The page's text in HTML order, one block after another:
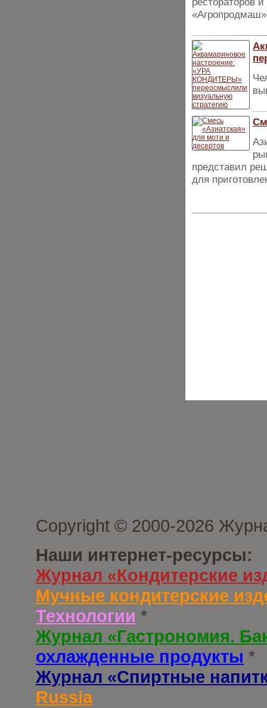
«Агропродмаш»
представил
для
Copyright © 2000-2026
Наши интернет-ресурсы:
Журнал «Кондитерские
Мучные кондитерские
Технологии *
Журнал «Гастрономия.
охлажденные продукты *
Журнал «Спиртные
Russia